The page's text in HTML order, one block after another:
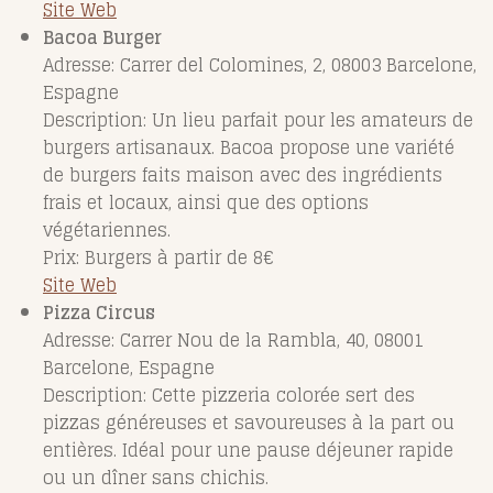
Site Web
Bacoa Burger
Adresse: Carrer del Colomines, 2, 08003 Barcelone,
Espagne
Description: Un lieu parfait pour les amateurs de
burgers artisanaux. Bacoa propose une variété
de burgers faits maison avec des ingrédients
frais et locaux, ainsi que des options
végétariennes.
Prix: Burgers à partir de 8€
Site Web
Pizza Circus
Adresse: Carrer Nou de la Rambla, 40, 08001
Barcelone, Espagne
Description: Cette pizzeria colorée sert des
pizzas généreuses et savoureuses à la part ou
entières. Idéal pour une pause déjeuner rapide
ou un dîner sans chichis.